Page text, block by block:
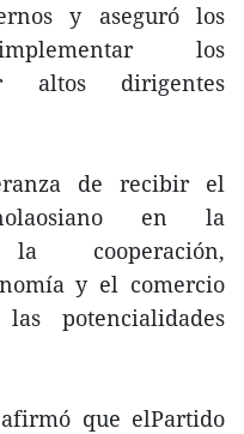
y aseguró los
los
altos dirigentes
de recibir el
en la
cooperación,
y el comercio
potencialidades
que elPartido